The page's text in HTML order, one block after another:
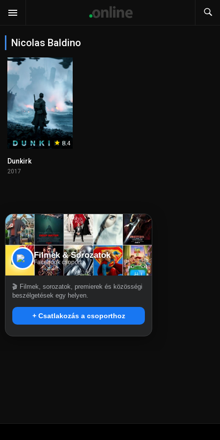
Nicolas Baldino
8.4
Dunkirk
2017
Filmek & Sorozatok
Facebook csoport
🎬 Filmek, sorozatok, premierek és közösségi
beszélgetések egy helyen.
+ Csatlakozás a csoporthoz